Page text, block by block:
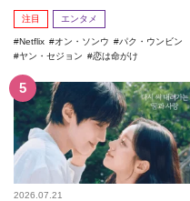
注目 エンタメ
Netflix オン・ソンウ
パク・ウンビン
ヤン・セジョン
恋は命がけ
2026.07.21